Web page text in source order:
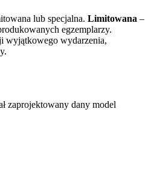
lub specjalna. Limitowana –
egzemplarzy.
wyjątkowego wydarzenia,
zaprojektowany dany model